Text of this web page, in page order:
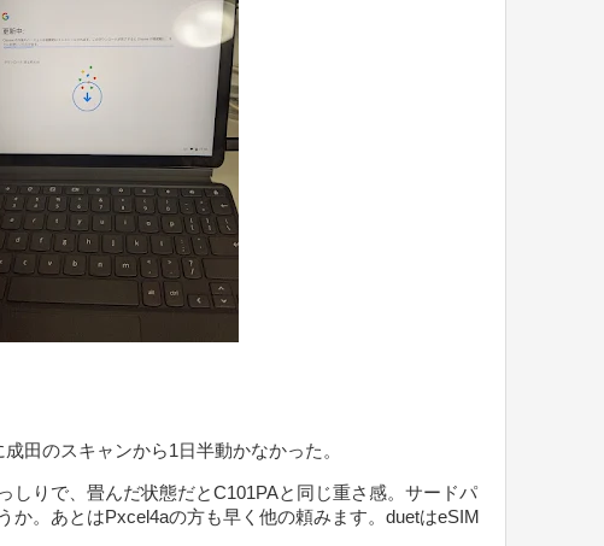
田のスキャンから1日半動かなかった。
しりで、畳んだ状態だとC101PAと同じ重さ感。サードパ
か。あとはPxcel4aの方も早く他の頼みます。duetはeSIM